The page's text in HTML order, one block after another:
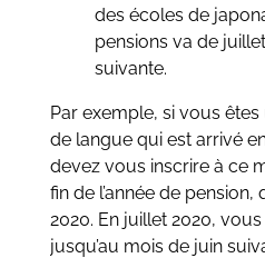
des écoles de
pensions va de
suivante.
Par exemple, si vous
de langue qui est arrivé
devez vous inscrire à ce
fin de l’année de
2020. En juillet 2020,
jusqu’au mois de juin